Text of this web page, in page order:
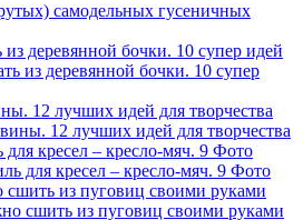
деревянной бочки. 10 супер идей
12 лучших идей для творчества
кресел – кресло-мяч. 9 Фото
из пуговиц своими руками